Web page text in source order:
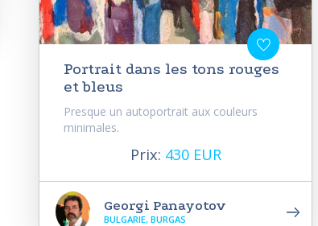
Portrait dans les tons rouges
et bleus
Presque un autoportrait aux couleurs
minimales.
Prix: 430 EUR
Georgi Panayotov
BULGARIE, BURGAS